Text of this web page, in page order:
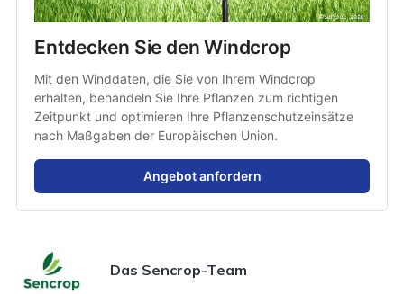
Entdecken Sie den Windcrop
Mit den Winddaten, die Sie von Ihrem Windcrop
erhalten, behandeln Sie Ihre Pflanzen zum richtigen
Zeitpunkt und optimieren Ihre Pflanzenschutzeinsätze
nach Maßgaben der Europäischen Union.
Angebot anfordern
Das Sencrop-Team